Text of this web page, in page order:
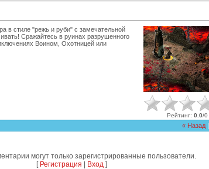
в стиле "режь и руби" с замечательной
Сражайтесь в руинах разрушенного
Воином, Охотницей или
Рейтинг: 0.0/0
« Назад |
могут только зарегистрированные пользователи.
[ Регистрация Вход]